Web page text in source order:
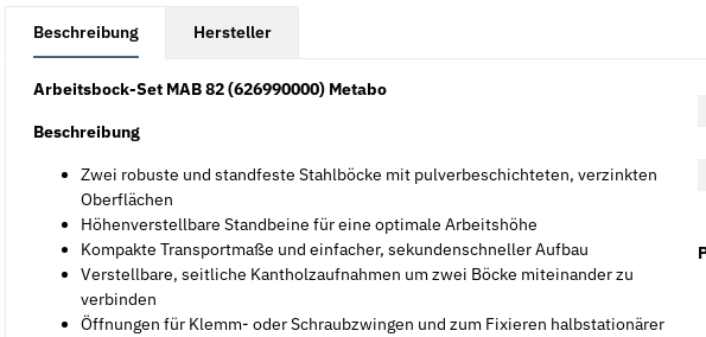
Beschreibung Hersteller
Arbeitsbock-Set MAB 82 (626990000) Metabo
Beschreibung
Zwei robuste und standfeste Stahlböcke mit pulverbeschichteten, verzinkten
Oberflächen
Höhenverstellbare Standbeine für eine optimale Arbeitshöhe
Kompakte Transportmaße und einfacher, sekundenschneller Aufbau
Verstellbare, seitliche Kantholzaufnahmen um zwei Böcke miteinander zu
verbinden
Öffnungen für Klemm- oder Schraubzwingen und zum Fixieren halbstationärer